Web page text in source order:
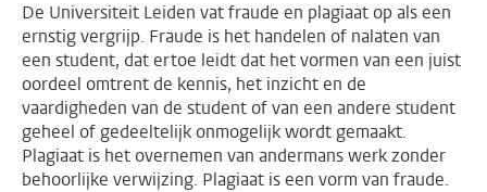
De Universiteit Leiden vat fraude en plagiaat op als een
ernstig vergrijp. Fraude is het handelen of nalaten van
een student, dat ertoe leidt dat het vormen van een juist
oordeel omtrent de kennis, het inzicht en de
vaardigheden van de student of van een andere student
geheel of gedeeltelijk onmogelijk wordt gemaakt.
Plagiaat is het overnemen van andermans werk zonder
behoorlijke verwijzing. Plagiaat is een vorm van fraude.